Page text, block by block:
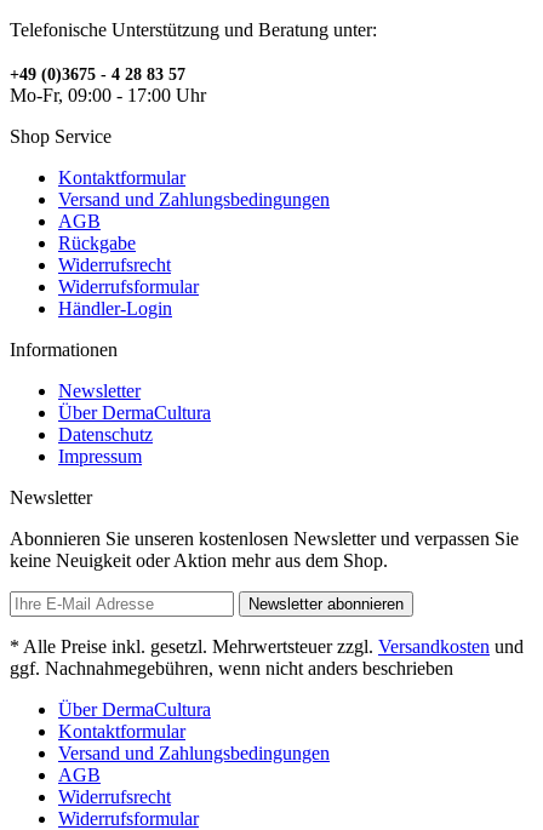
Telefonische Unterstützung und Beratung unter:
+49 (0)3675 - 4 28 83 57
Mo-Fr, 09:00 - 17:00 Uhr
Shop Service
Kontaktformular
Versand und Zahlungsbedingungen
AGB
Rückgabe
Widerrufsrecht
Widerrufsformular
Händler-Login
Informationen
Newsletter
Über DermaCultura
Datenschutz
Impressum
Newsletter
Abonnieren Sie unseren kostenlosen Newsletter und verpassen Sie
keine Neuigkeit oder Aktion mehr aus dem Shop.
Newsletter abonnieren
* Alle Preise inkl. gesetzl. Mehrwertsteuer zzgl. Versandkosten und
ggf. Nachnahmegebühren, wenn nicht anders beschrieben
Über DermaCultura
Kontaktformular
Versand und Zahlungsbedingungen
AGB
Widerrufsrecht
Widerrufsformular